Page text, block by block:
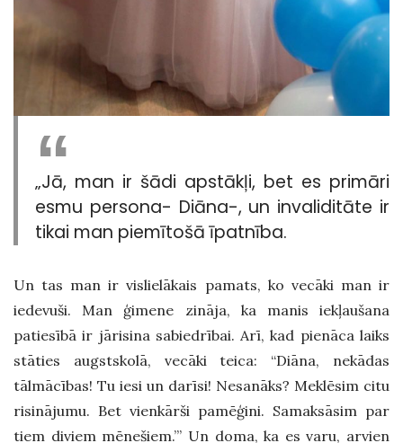
„Jā, man ir šādi apstākļi, bet es primāri
esmu persona- Diāna-, un invaliditāte ir
tikai man piemītošā īpatnība.
Un tas man ir vislielākais pamats, ko vecāki man ir
iedevuši. Man ģimene zināja, ka manis iekļaušana
patiesībā ir jārisina sabiedrībai. Arī, kad pienāca laiks
stāties augstskolā, vecāki teica: “Diāna, nekādas
tālmācības! Tu iesi un darīsi! Nesanāks? Meklēsim citu
risinājumu. Bet vienkārši pamēģini. Samaksāsim par
tiem diviem mēnešiem.”’ Un doma, ka es varu, arvien